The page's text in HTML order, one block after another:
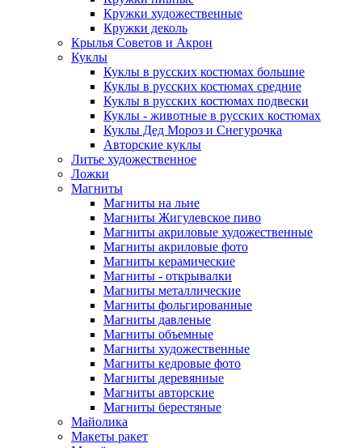
Кружки художественные
Кружки деколь
Крылья Советов и Акрон
Куклы
Куклы в русских костюмах большие
Куклы в русских костюмах средние
Куклы в русских костюмах подвески
Куклы - животные в русских костюмах
Куклы Дед Мороз и Снегурочка
Авторские куклы
Литье художественное
Ложки
Магниты
Магниты на льне
Магниты Жигулевское пиво
Магниты акриловые художественные
Магниты акриловые фото
Магниты керамические
Магниты - открывалки
Магниты металлические
Магниты фольгированные
Магниты давленые
Магниты объемные
Магниты художественные
Магниты кедровые фото
Магниты деревянные
Магниты авторские
Магниты берестяные
Майолика
Макеты ракет